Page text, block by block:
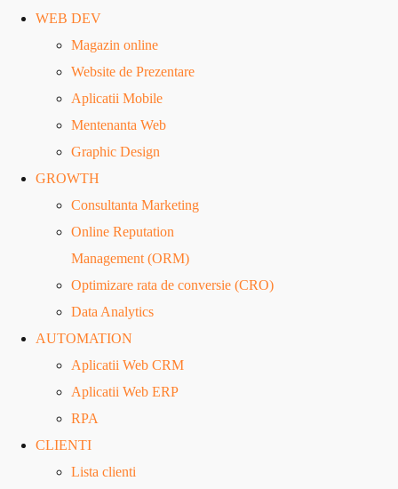
WEB DEV
Magazin online
Website de Prezentare
Aplicatii Mobile
Mentenanta Web
Graphic Design
GROWTH
Consultanta Marketing
Online Reputation
Management (ORM)
Optimizare rata de conversie (CRO)
Data Analytics
AUTOMATION
Aplicatii Web CRM
Aplicatii Web ERP
RPA
CLIENTI
Lista clienti